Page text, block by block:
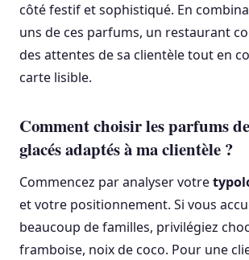
côté festif et sophistiqué. En
uns de ces parfums, un restaurant
des attentes de sa clientèle tout en
carte lisible.
Comment choisir les parfums
glacés adaptés à ma clientèle ?
Commencez par analyser votre
et votre positionnement. Si vous
beaucoup de familles, privilégiez
framboise, noix de coco. Pour une